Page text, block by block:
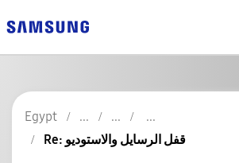
Egypt
Re: قفل الرسايل والاستوديو